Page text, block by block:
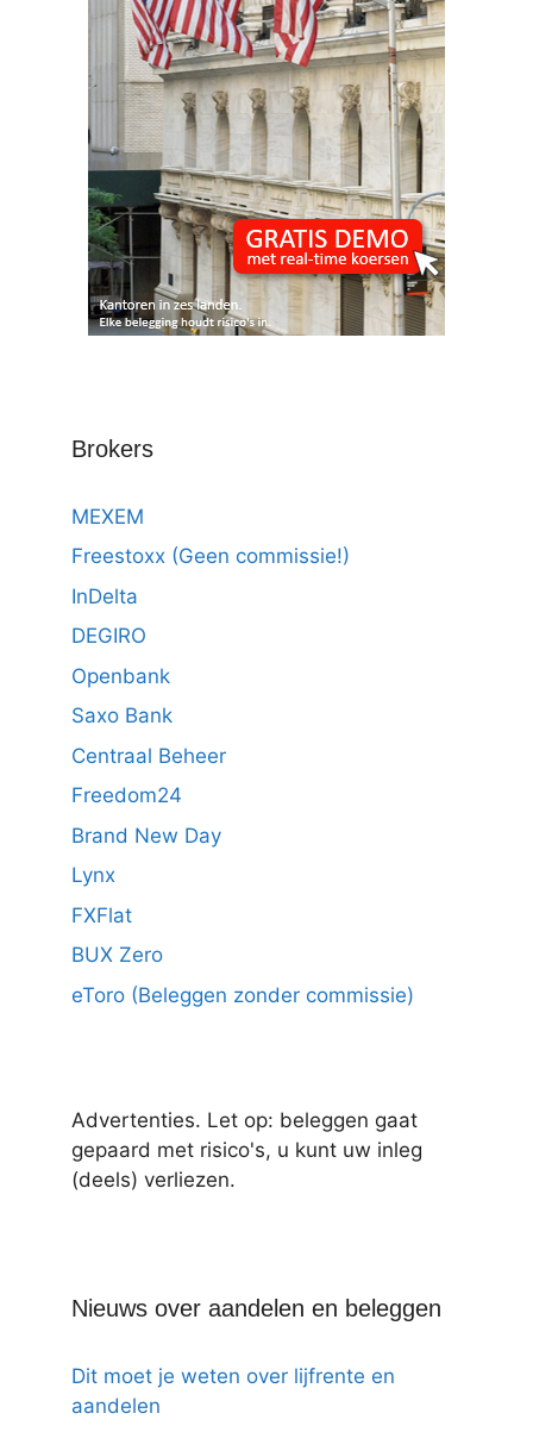
Brokers
MEXEM
Freestoxx (Geen commissie!)
InDelta
DEGIRO
Openbank
Saxo Bank
Centraal Beheer
Freedom24
Brand New Day
Lynx
FXFlat
BUX Zero
eToro (Beleggen zonder commissie)
Advertenties. Let op: beleggen gaat
gepaard met risico's, u kunt uw inleg
(deels) verliezen.
Nieuws over aandelen en beleggen
Dit moet je weten over lijfrente en
aandelen